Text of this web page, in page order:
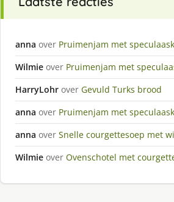
anna over Pruimenjam met
Wilmie over Pruimenjam met
HarryLohr over Gevuld Turks brood
anna over Pruimenjam met
anna over Snelle courgettesoep met
Wilmie over Ovenschotel met